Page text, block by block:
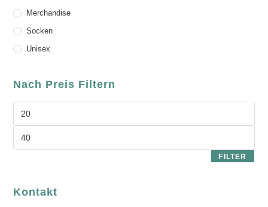
Merchandise
Socken
Unisex
Nach Preis Filtern
FILTER
Kontakt